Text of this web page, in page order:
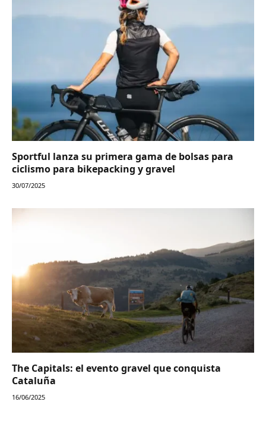
Sportful lanza su primera gama de bolsas para
ciclismo para bikepacking y gravel
30/07/2025
The Capitals: el evento gravel que conquista
Cataluña
16/06/2025